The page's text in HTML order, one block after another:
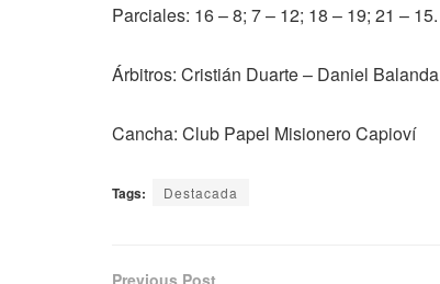
Parciales: 16 – 8; 7 – 12; 18 – 19; 21 – 15.
Árbitros: Cristián Duarte – Daniel Balanda
Cancha: Club Papel Misionero Capioví
Tags: Destacada
Previous Post